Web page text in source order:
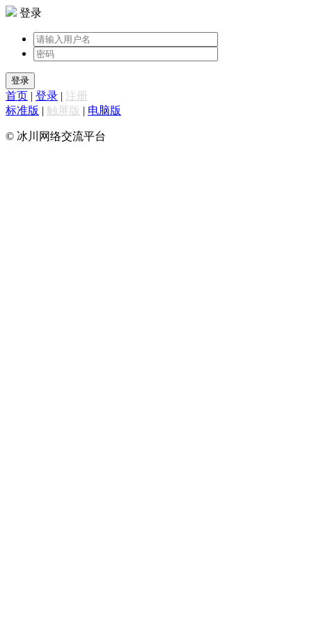
登录
登录
首页 | 登录 | 注册
标准版 | 触屏版 | 电脑版
© 冰川网络交流平台